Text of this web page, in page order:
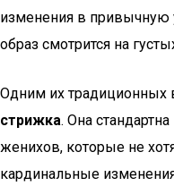
изменения в привычную
образ смотрится на
Одним их традиционных
стрижка. Она
женихов, которые не
кардинальные